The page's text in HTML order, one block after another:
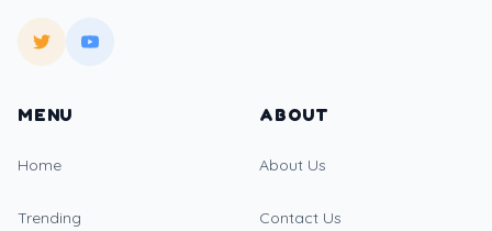
MENU
Home
Trending
ABOUT
About Us
Contact Us